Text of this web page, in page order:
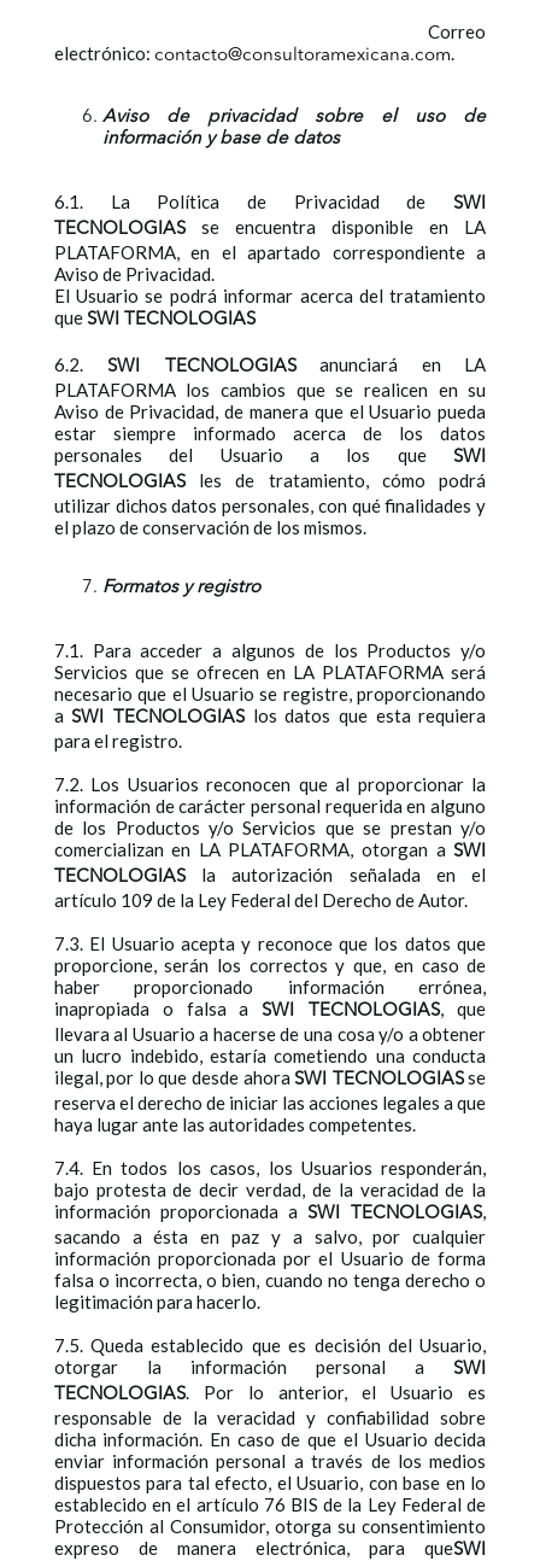
Correo
electrónico: contacto@consultoramexicana.com.
Aviso de privacidad sobre el uso de
información y base de datos
6.1. La Política de Privacidad deSWI
TECNOLOGIASse encuentra disponible en LA
PLATAFORMA, en el apartado correspondiente a
Aviso de Privacidad.
El Usuario se podrá informar acerca del tratamiento
que SWI TECNOLOGIAS
6.2. SWI TECNOLOGIASanunciará en LA
PLATAFORMA los cambios que se realicen en su
Aviso de Privacidad, de manera que el Usuario pueda
estar siempre informado acerca de los datos
personales del Usuario a los queSWI
TECNOLOGIASles de tratamiento, cómo podrá
utilizar dichos datos personales, con qué finalidades y
el plazo de conservación de los mismos.
Formatos y registro
7.1. Para acceder a algunos de los Productos y/o
Servicios que se ofrecen en LA PLATAFORMA será
necesario que el Usuario se registre, proporcionando
aSWI TECNOLOGIASlos datos que esta requiera
para el registro.
7.2. Los Usuarios reconocen que al proporcionar la
información de carácter personal requerida en alguno
de los Productos y/o Servicios que se prestan y/o
comercializan en LA PLATAFORMA, otorgan aSWI
TECNOLOGIASla autorización señalada en el
artículo 109 de la Ley Federal del Derecho de Autor.
7.3. El Usuario acepta y reconoce que los datos que
proporcione, serán los correctos y que, en caso de
haber proporcionado información errónea,
inapropiada o falsa aSWI TECNOLOGIAS, que
llevara al Usuario a hacerse de una cosa y/o a obtener
un lucro indebido, estaría cometiendo una conducta
ilegal, por lo que desde ahoraSWI TECNOLOGIASse
reserva el derecho de iniciar las acciones legales a que
haya lugar ante las autoridades competentes.
7.4. En todos los casos, los Usuarios responderán,
bajo protesta de decir verdad, de la veracidad de la
información proporcionada aSWI TECNOLOGIAS,
sacando a ésta en paz y a salvo, por cualquier
información proporcionada por el Usuario de forma
falsa o incorrecta, o bien, cuando no tenga derecho o
legitimación para hacerlo.
7.5. Queda establecido que es decisión del Usuario,
otorgar la información personal aSWI
TECNOLOGIAS. Por lo anterior, el Usuario es
responsable de la veracidad y confiabilidad sobre
dicha información. En caso de que el Usuario decida
enviar información personal a través de los medios
dispuestos para tal efecto, el Usuario, con base en lo
establecido en el artículo 76 BIS de la Ley Federal de
Protección al Consumidor, otorga su consentimiento
expreso de manera electrónica, para queSWI